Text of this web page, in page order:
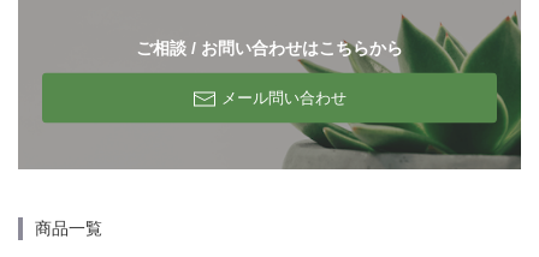
ご相談 / お問い合わせはこちらから
メール問い合わせ
商品一覧